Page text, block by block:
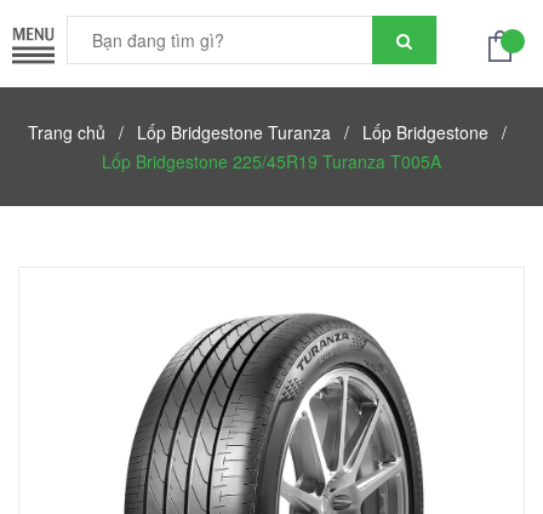
Trang chủ / Lốp Bridgestone Turanza / Lốp Bridgestone /
Lốp Bridgestone 225/45R19 Turanza T005A